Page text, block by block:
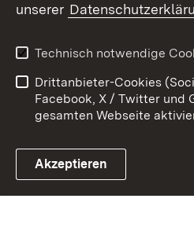
Link zum Landesportal
Kontakt
Barrierefreiheit
Impressum
unserer
Technisch notwendige
Drittanbieter-Cookies
Facebook, X / Twitter und
gesamten Webseite
Akzeptieren